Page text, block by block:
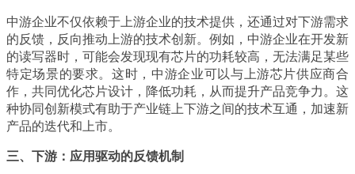
中游企业不仅依赖于上游企业的技术提供，还通过对下游需求
的反馈，反向推动上游的技术创新。例如，中游企业在开发新
的读写器时，可能会发现现有芯片的功耗较高，无法满足某些
特定场景的要求。这时，中游企业可以与上游芯片供应商合
作，共同优化芯片设计，降低功耗，从而提升产品竞争力。这
种协同创新模式有助于产业链上下游之间的技术互通，加速新
产品的迭代和上市。
三、下游：应用驱动的反馈机制